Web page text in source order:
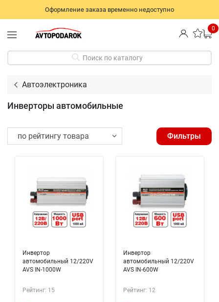
Оформление заказа временно недоступно
0
Поиск по каталогу
Автоэлектроника
Инверторы автомобильные
Фильтры
Инвертор
автомобильный 12/220V
AVS IN-1000W
Рейтинг: 15
Инвертор
автомобильный 12/220V
AVS IN-600W
Рейтинг: 12